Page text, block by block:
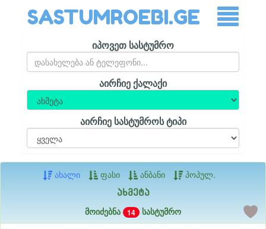
SASTUMROEBI.GE
იპოვეთ სასტუმრო
აირჩიე ქალაქი
აირჩიე სასტუმროს ტიპი
ახალი ფასი ანბანი პოპულ.
ახმეტა
მოიძებნა 14 სასტუმრო